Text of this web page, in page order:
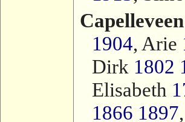
1904, Arie
Dirk 1802
Elisabeth
1866 1897